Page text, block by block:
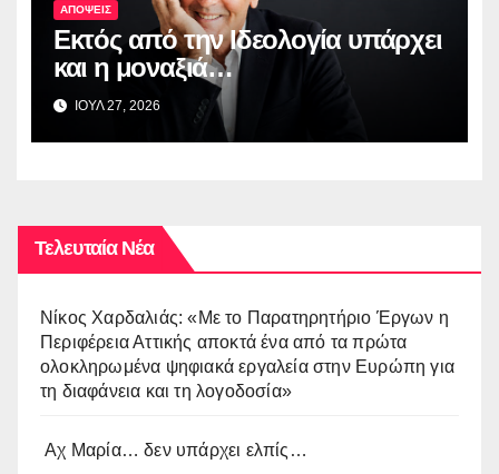
ΑΠΟΨΕΙΣ
Εκτός από την Ιδεολογία υπάρχει
και η μοναξιά…
ΙΟΥΛ 27, 2026
Τελευταία Νέα
Νίκος Χαρδαλιάς: «Με το Παρατηρητήριο Έργων η
Περιφέρεια Αττικής αποκτά ένα από τα πρώτα
ολοκληρωμένα ψηφιακά εργαλεία στην Ευρώπη για
τη διαφάνεια και τη λογοδοσία»
Αχ Μαρία… δεν υπάρχει ελπίς…